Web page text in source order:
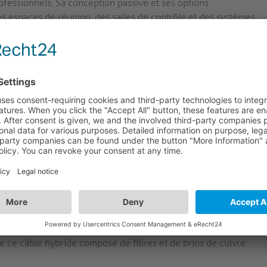
Sa conception passive et ses options
de réunion, des salles de contrôle et des systèmes
des technologies du cuivre et de la fibre
des signaux vidéo et audio sur de longues
de conducteurs en cuivre et en fibre et permet ainsi
60Hz sur une distance maximale de 30m.
I351 de notre série FiberX, la transmission sans perte et
permet de transmettre des contenus en UltraHD / 4K /
ce câble hybride composé de fibres et de brins de cuivre